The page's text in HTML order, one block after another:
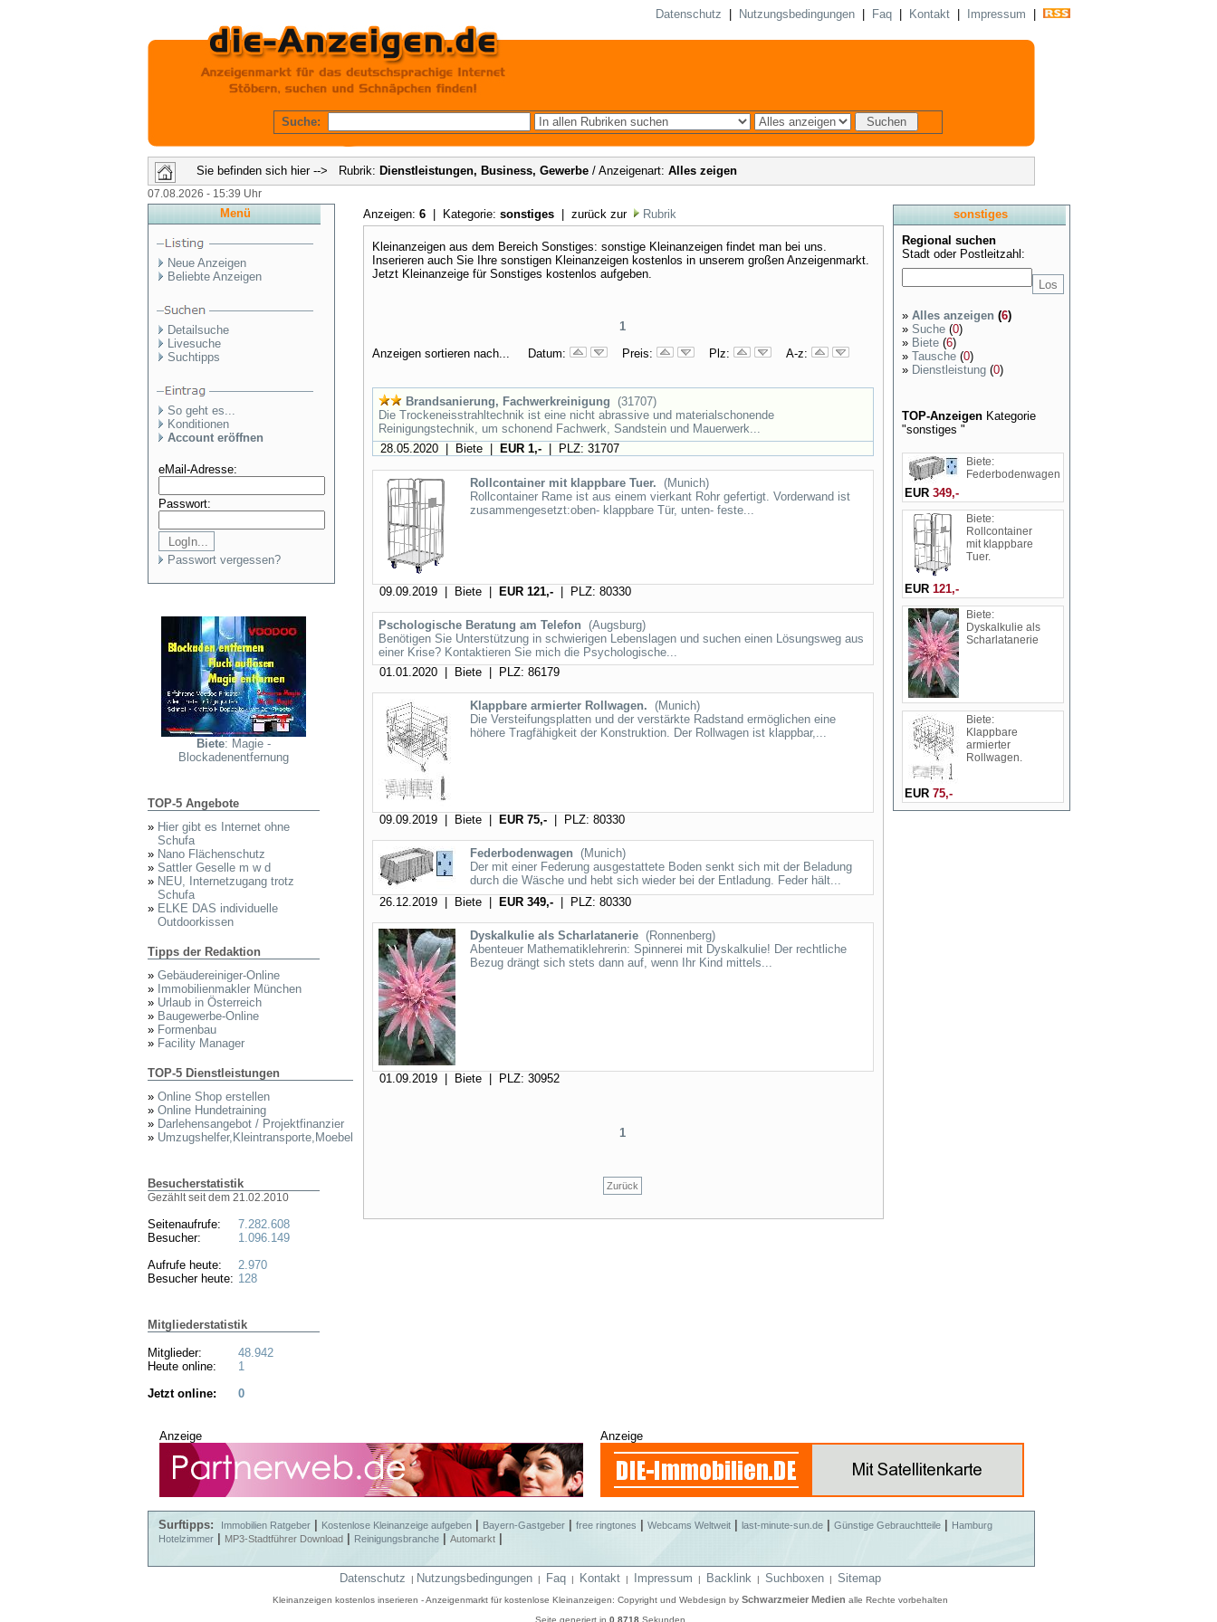
Datenschutz Nutzungsbedingungen| Faq| Kontakt| Impressum
Suche:
Sie befinden sich hier --> Rubrik: Dienstleistungen, Business, Gewerbe/ Anzeigenart: Alles zeigen
07.08.2026 - 15:39 Uhr
Menü
Neue Anzeigen
Beliebte Anzeigen
Detailsuche
Livesuche
Suchtipps
So geht es...
Konditionen
Account eröffnen
eMail-Adresse:
Passwort:
Passwort vergessen?
Biete: Magie -
Blockadenentfernung
TOP-5 Angebote
» Hier gibt es Internet ohne
Schufa
» Nano Flächenschutz
» Sattler Geselle m w d
» NEU, Internetzugang trotz
Schufa
» ELKE DAS individuelle
Outdoorkissen
Tipps der Redaktion
» Gebäudereiniger-Online
» Immobilienmakler München
» Urlaub in Österreich
» Baugewerbe-Online
» Formenbau
» Facility Manager
TOP-5 Dienstleistungen
» Online Shop erstellen
» Online Hundetraining
» Darlehensangebot / Projektfinanzier
» Umzugshelfer,Kleintransporte,Moebel
Besucherstatistik
Gezählt seit dem 21.02.2010
Seitenaufrufe:
Besucher:
Aufrufe heute:
Besucher heute:
7.282.608
1.096.149
2.970
128
Mitgliederstatistik
Mitglieder:
Heute online:
48.942
1
Jetzt online:
0
Anzeigen: 6| Kategorie: sonstiges | zurück zur Rubrik
Kleinanzeigen aus dem Bereich Sonstiges: sonstige Kleinanzeigen findet man bei uns.
Inserieren auch Sie Ihre sonstigen Kleinanzeigen kostenlos in unserem großen Anzeigenmarkt.
Jetzt Kleinanzeige für Sonstiges kostenlos aufgeben.
1
Anzeigen sortieren nach... Datum:
Preis: Plz: A-z:
Brandsanierung, Fachwerkreinigung (31707)
Die Trockeneisstrahltechnik ist eine nicht abrassive und materialschonende
Reinigungstechnik, um schonend Fachwerk, Sandstein und Mauerwerk...
28.05.2020 | Biete |
EUR 1,-| PLZ: 31707
Rollcontainer mit klappbare Tuer. (Munich)
Rollcontainer Rame ist aus einem vierkant Rohr gefertigt. Vorderwand ist
zusammengesetzt:oben- klappbare Tür, unten- feste...
09.09.2019 | Biete | EUR 121,-| PLZ: 80330
Pschologische Beratung am Telefon (Augsburg)
Benötigen Sie Unterstützung in schwierigen Lebenslagen und suchen einen Lösungsweg aus
einer Krise? Kontaktieren Sie mich die Psychologische...
01.01.2020 | Biete | PLZ: 86179
Klappbare armierter Rollwagen. (Munich)
Die Versteifungsplatten und der verstärkte Radstand ermöglichen eine
höhere Tragfähigkeit der Konstruktion. Der Rollwagen ist klappbar,...
09.09.2019 | Biete | EUR 75,-| PLZ: 80330
Federbodenwagen (Munich)
Der mit einer Federung ausgestattete Boden senkt sich mit der Beladung
durch die Wäsche und hebt sich wieder bei der Entladung. Feder hält...
26.12.2019 | Biete |
EUR 349,-| PLZ: 80330
Dyskalkulie als Scharlatanerie (Ronnenberg)
Abenteuer Mathematiklehrerin: Spinnerei mit Dyskalkulie! Der rechtliche
Bezug drängt sich stets dann auf, wenn Ihr Kind mittels...
01.09.2019 | Biete | PLZ: 30952
1
Zurück
sonstiges
Regional suchen
Stadt oder Postleitzahl:
» Alles anzeigen (6)
» Suche(0)
» Biete(6)
» Tausche(0)
» Dienstleistung(0)
TOP-AnzeigenKategorie
"sonstiges "
Biete:
Federbodenwagen
EUR 349,-
Biete:
Rollcontainer
mit klappbare
Tuer.
EUR 121,-
Biete:
Dyskalkulie als
Scharlatanerie
Biete:
Klappbare
armierter
Rollwagen.
EUR 75,-
Anzeige Anzeige
Surftipps: Immobilien Ratgeber Kostenlose Kleinanzeige aufgeben Bayern-Gastgeber free ringtones Webcams Weltweit last-minute-sun.de Günstige Gebrauchtteile
Hamburg
Hotelzimmer
MP3-Stadtführer Download Reinigungsbranche Automarkt
Datenschutz | Nutzungsbedingungen| Faq| Kontakt| Impressum | Backlink | Suchboxen| Sitemap
Kleinanzeigen kostenlos inserieren - Anzeigenmarkt für kostenlose Kleinanzeigen: Copyright und Webdesign by Schwarzmeier Medien alle Rechte vorbehalten
Seite generiert in 0.8718Sekunden